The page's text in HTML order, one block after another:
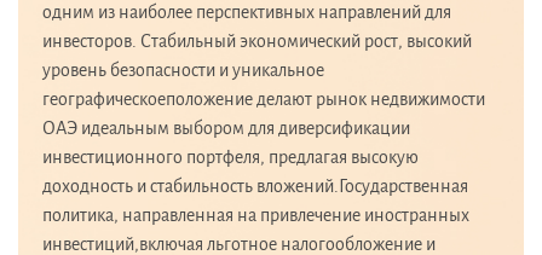
одним из наиболее перспективных направлений для
инвесторов. Стабильный экономический рост, высокий
уровень безопасности и уникальное
географическоеположение делают рынок недвижимости
ОАЭ идеальным выбором для диверсификации
инвестиционного портфеля, предлагая высокую
доходность и стабильность вложений.Государственная
политика, направленная на привлечение иностранных
инвестиций,включая льготное налогообложение и